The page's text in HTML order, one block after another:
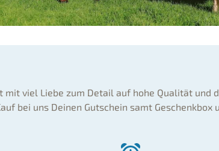
viel Liebe zum Detail auf hohe Qualität und
bei uns Deinen Gutschein samt Geschenkbox